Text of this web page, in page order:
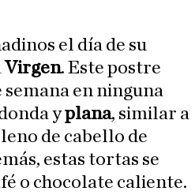
el día de su
Virgen. Este postre
en ninguna
yplana, similar a
de cabello de
estas tortas se
o chocolate caliente.